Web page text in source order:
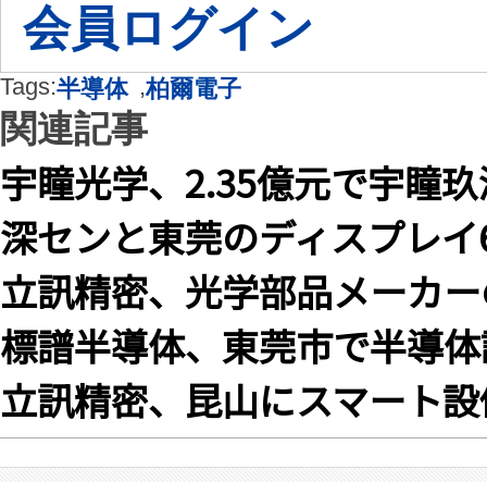
会員ログイン
Tags:半導体 ,柏爾電子
関連記事
宇瞳光学、2.35億元で宇瞳
深センと東莞のディスプレ
立訊精密、光学部品メーカ
標譜半導体、東莞市で半導
立訊精密、昆山にスマート